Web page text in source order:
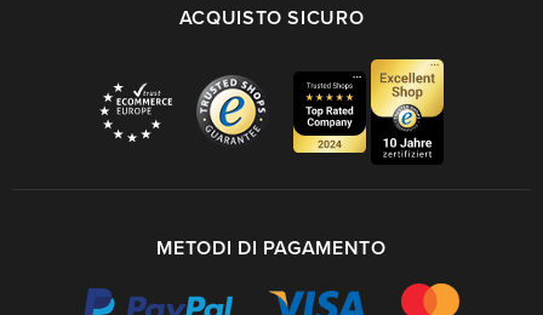
ACQUISTO SICURO
METODI DI PAGAMENTO